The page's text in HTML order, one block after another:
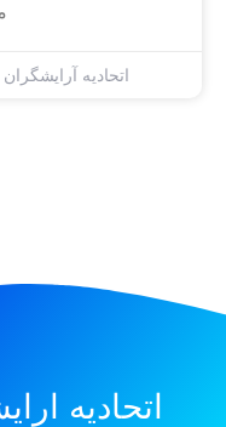
اتحادیه آرایشگران
اتحادیه